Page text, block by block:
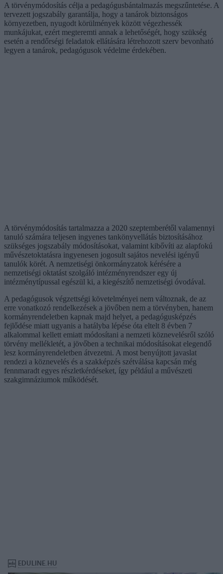
A törvénymódosítás célja a pedagógusbántalmazás megszűntetése. A
tervezett jogszabály garantálja, hogy a tanárok biztonságos
környezetben, nyugodt körülmények között végezhessék
munkájukat, ezért megteremti annak a lehetőségét, hogy szükség
esetén a rendőrségi feladatok ellátására létrehozott szerv bevonható
legyen a tanárok, pedagógusok védelme érdekében.
A törvénymódosítás tartalmazza a 2020 szeptemberétől valamennyi
tanuló számára teljesen ingyenes tankönyvellátás biztosításához
szükséges jogszabály módosításokat, valamint kibővíti az alapfokú
művészetoktatásra ingyenesen jogosult sajátos nevelési igényű
tanulók körét. A nemzetiségi önkormányzatok kérésére a
nemzetiségi oktatást szolgáló intézményrendszer egy új
intézménytípussal egészül ki, a kiegészítő nemzetiségi óvodával.
A pedagógusok végzettségi követelményei nem változnak, de az
erre vonatkozó rendelkezések a jövőben nem a törvényben, hanem
kormányrendeletben kapnak majd helyet, a pedagógusképzés
fejlődése miatt ugyanis a hatályba lépése óta eltelt 8 évben 7
alkalommal kellett emiatt módosítani a nemzeti köznevelésről szóló
törvény mellékletét, a jövőben a technikai módosításokat elegendő
lesz kormányrendeletben átvezetni. A most benyújtott javaslat
rendezi a köznevelés és a szakképzés szétválása kapcsán még
fennmaradt egyes részletkérdéseket, így például a művészeti
szakgimnáziumok működését.